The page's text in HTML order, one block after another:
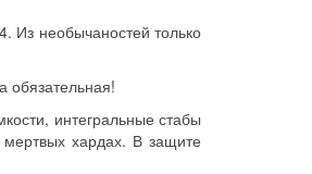
Из необычаностей только
обязательная!
интегральные стабы
хардах. В защите